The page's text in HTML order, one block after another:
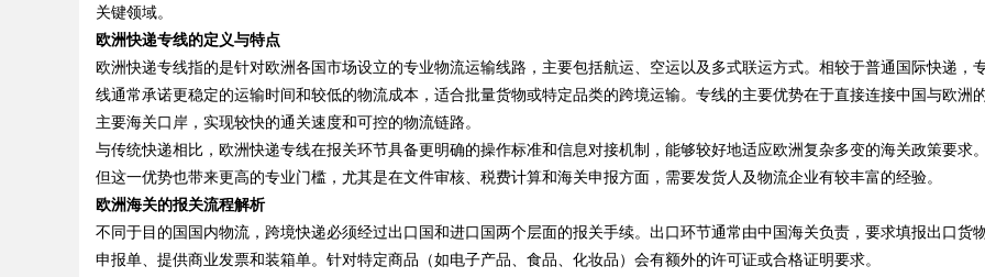
ar
d
关键领域。
欧洲快递专线的定义与特点
欧洲快递专线指的是针对欧洲各国市场设立的专业物流运输线路，主要包括航运、空运以及多式联运方式。相较于普通国际快递，
线通常承诺更稳定的运输时间和较低的物流成本，适合批量货物或特定品类的跨境运输。专线的主要优势在于直接连接中国与欧洲
主要海关口岸，实现较快的通关速度和可控的物流链路。
与传统快递相比，欧洲快递专线在报关环节具备更明确的操作标准和信息对接机制，能够较好地适应欧洲复杂多变的海关政策要求
但这一优势也带来更高的专业门槛，尤其是在文件审核、税费计算和海关申报方面，需要发货人及物流企业有较丰富的经验。
欧洲海关的报关流程解析
不同于目的国国内物流，跨境快递必须经过出口国和进口国两个层面的报关手续。出口环节通常由中国海关负责，要求填报出口货
申报单、提供商业发票和装箱单。针对特定商品（如电子产品、食品、化妆品）会有额外的许可证或合格证明要求。